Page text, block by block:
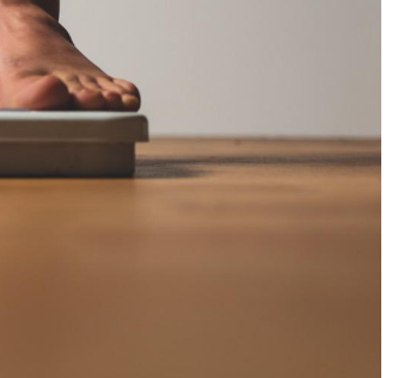
comprimé
se profile-t-
ventre